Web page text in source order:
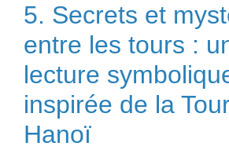
5. Secrets et
entre les tours :
lecture
inspirée de la
Hanoï